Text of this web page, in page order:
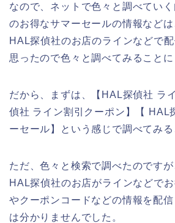
なので、ネットで色々と調べてい
のお得なサマーセールの情報などは
HAL探偵社のお店のラインなどで
思ったので色々と調べてみることに
だから、まずは、【HAL探偵社 ラ
偵社 ライン割引クーポン】【 HAL
ーセール】という感じで調べてみる
ただ、色々と検索で調べたのですが
HAL探偵社のお店がラインなどで
やクーポンコードなどの情報を配
は分かりませんでした。